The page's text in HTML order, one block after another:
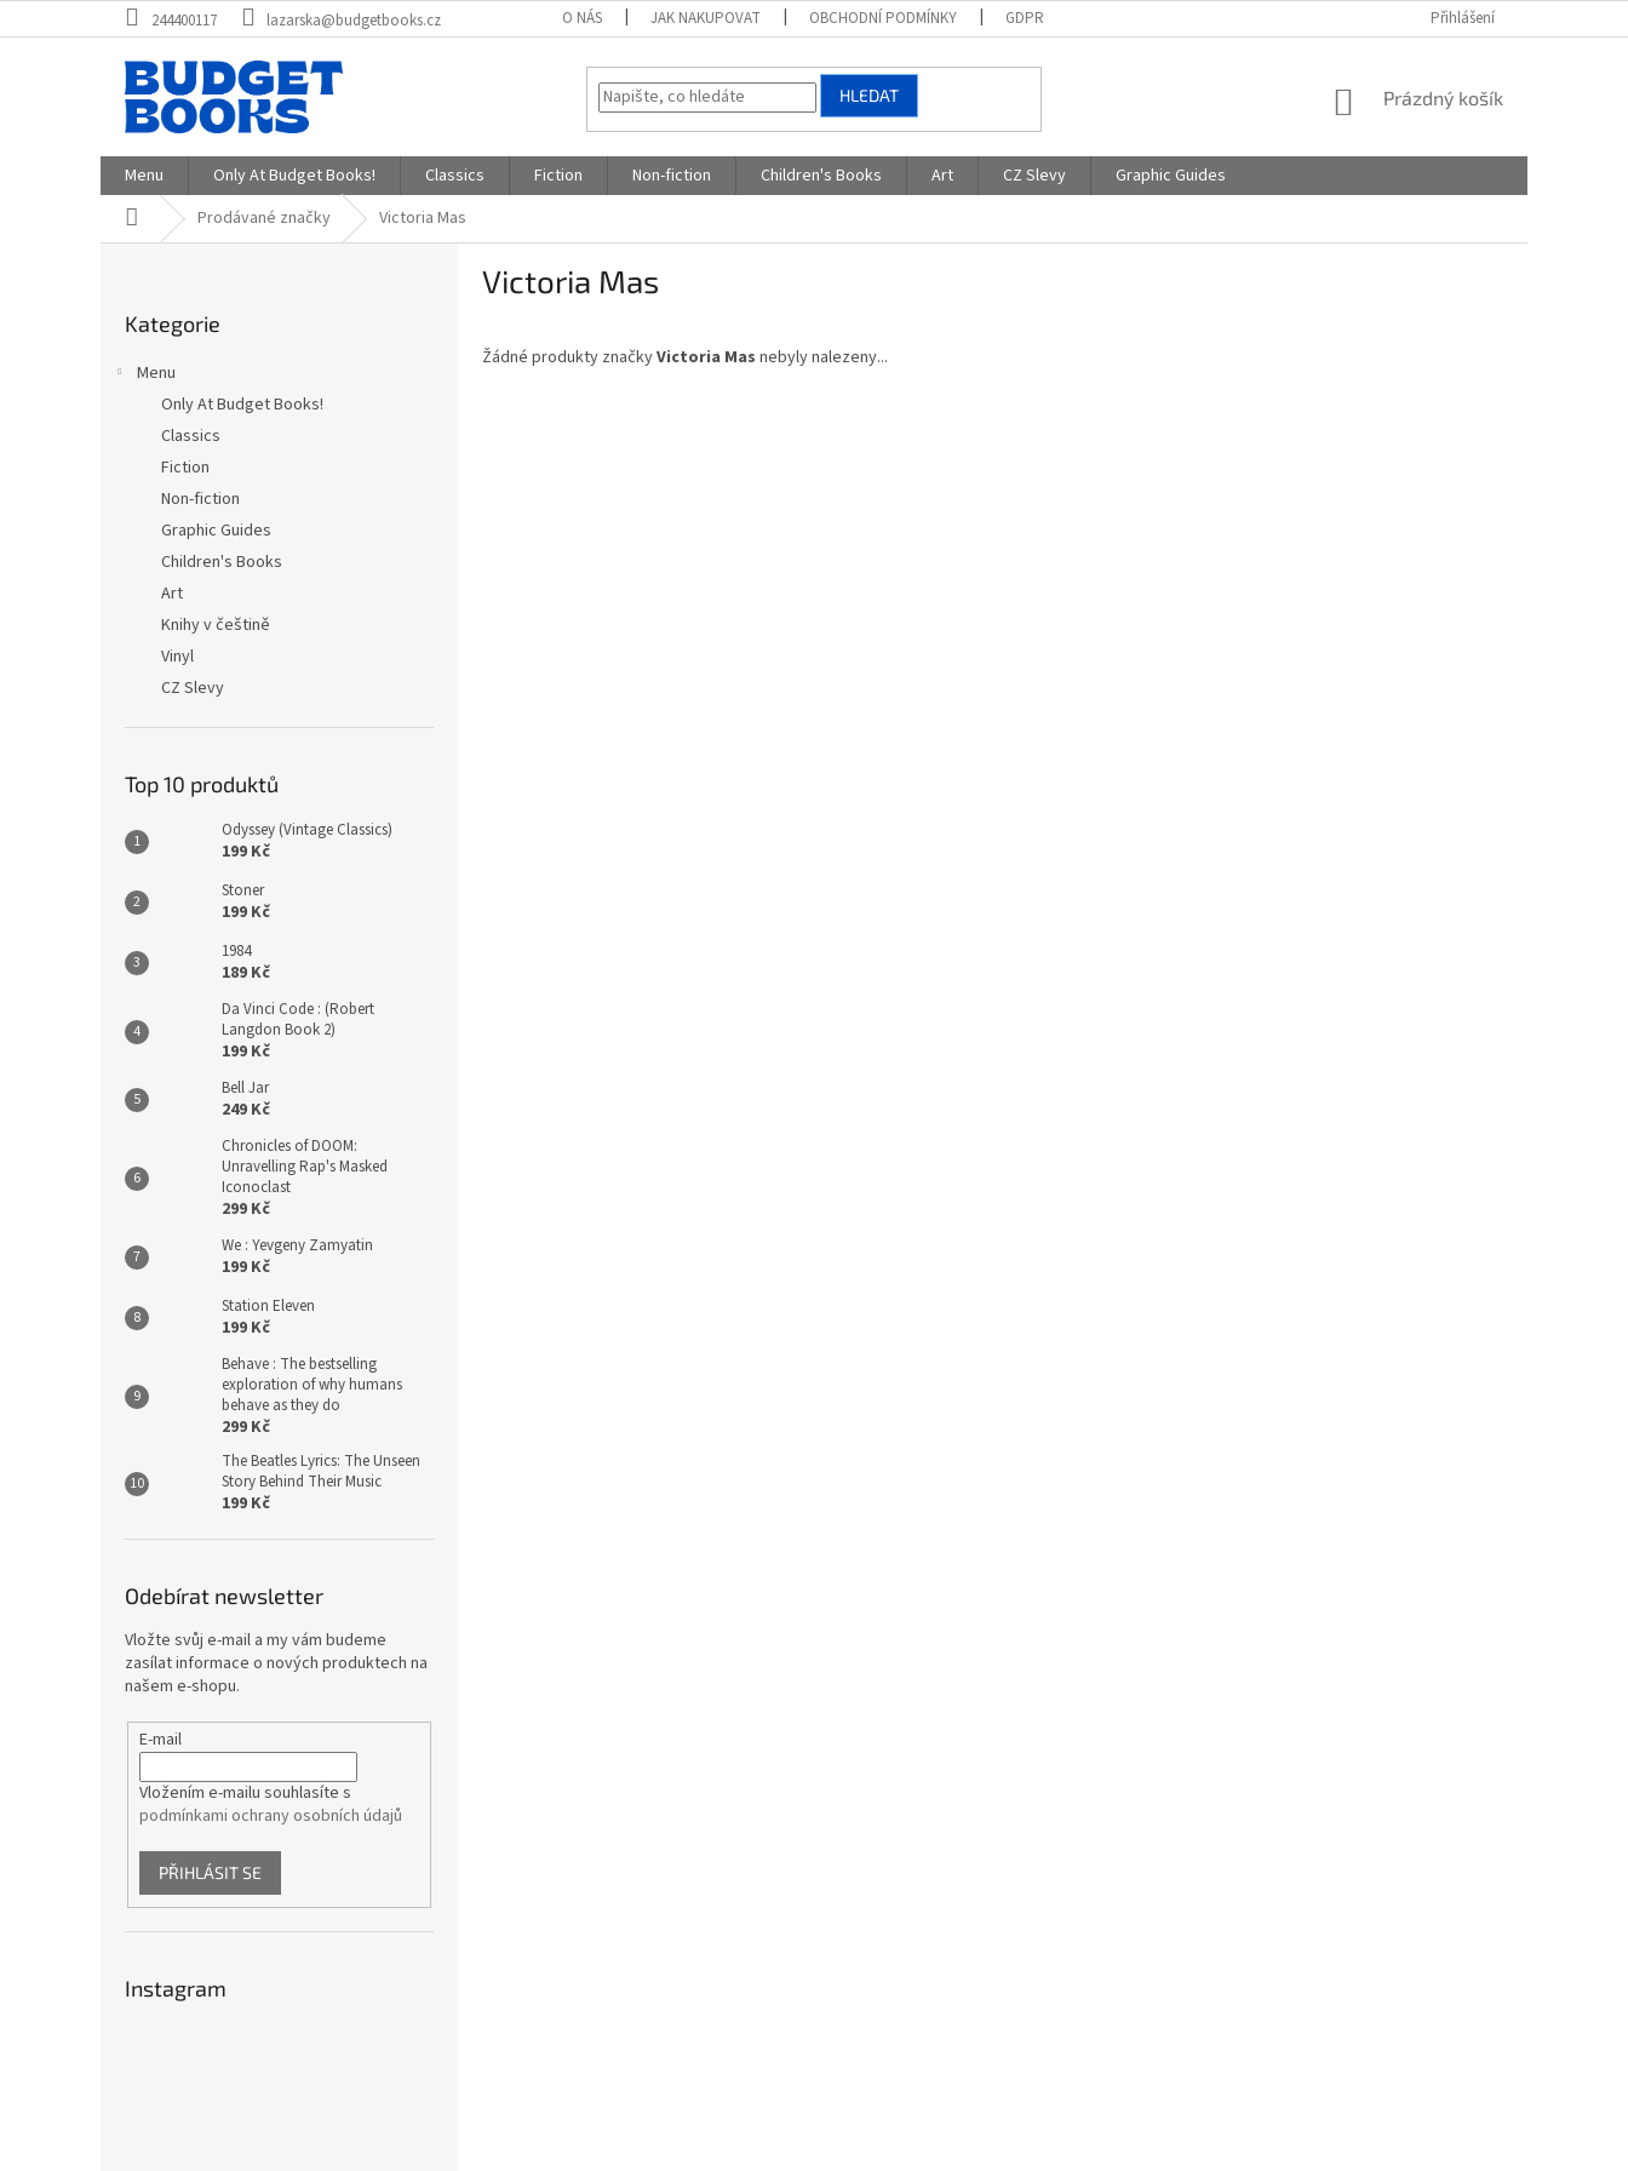
na
244400117 lazarska@budgetbooks.cz O NÁS JAK NAKUPOVAT OBCHODNÍ PODMÍNKY GDPR Přihlášení
HLEDAT
NÁKUPNÍ
Prázdný košík
Menu Only At Budget Books! Classics Fiction Non-fiction Children's Books Art CZ Slevy
Graphic Guides
Domů Prodávané značky Victoria Mas
kategorie
Kategorie
Menu
Only At Budget Books!
Classics
Fiction
Non-fiction
Graphic Guides
Children's Books
Art
Knihy v češtině
Vinyl
CZ Slevy
Top 10 produktů
Odyssey (Vintage Classics)
199 Kč
Stoner
199 Kč
1984
189 Kč
Da Vinci Code : (Robert
Langdon Book 2)
199 Kč
Bell Jar
249 Kč
Chronicles of DOOM:
Unravelling Rap's Masked
Iconoclast
299 Kč
We : Yevgeny Zamyatin
199 Kč
Station Eleven
199 Kč
Behave : The bestselling
exploration of why humans
behave as they do
299 Kč
The Beatles Lyrics: The Unseen
Story Behind Their Music
199 Kč
Odebírat newsletter
Vložte svůj e-mail a my vám budeme
zasílat informace o nových produktech na
našem e-shopu.
E-mail
Vložením e-mailu souhlasíte s
podmínkami ochrany osobních údajů
PŘIHLÁSIT SE
Instagram
Victoria Mas
Žádné produkty značkyVictoria Mas nebyly nalezeny...